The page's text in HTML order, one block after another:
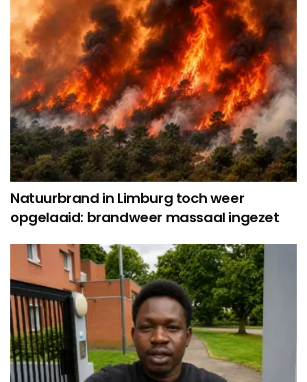
Natuurbrand in Limburg toch weer
opgelaaid: brandweer massaal ingezet